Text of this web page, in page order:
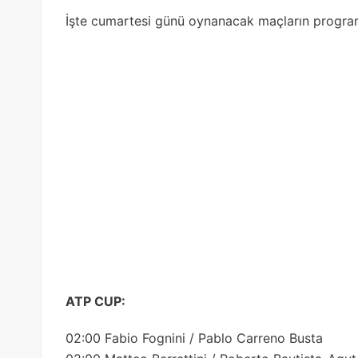
İşte cumartesi günü oynanacak maçların
ATP CUP:
02:00 Fabio Fognini / Pablo Carreno Busta